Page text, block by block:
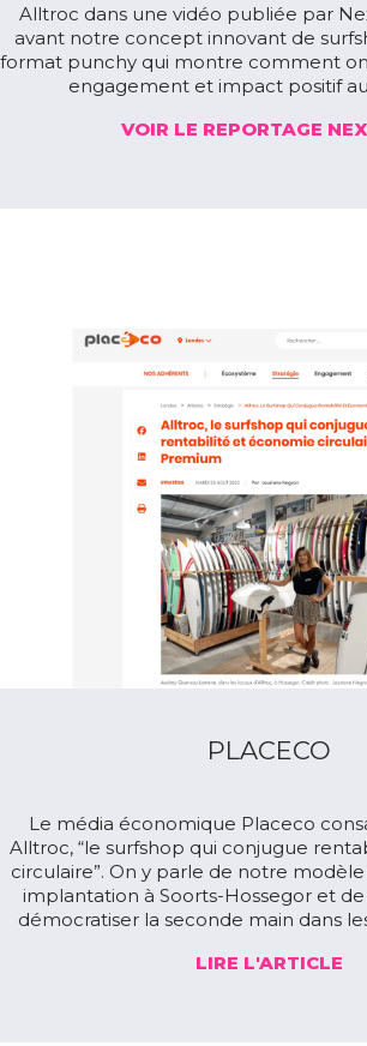
Alltroc dans une vidéo publiée par
avant notre concept innovant de
format punchy qui montre comment
engagement et impact positif
VOIR LE REPORTAGE
PLACECO
Le média économique Placeco
Alltroc, “le surfshop qui conjugue
circulaire”. On y parle de notre
implantation à Soorts-Hossegor et
démocratiser la seconde main dans
LIRE L'ARTICLE